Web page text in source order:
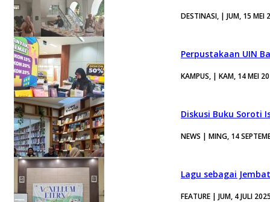
DESTINASI, | JUM, 15 MEI
Perpustakaan UIN
KAMPUS, | KAM, 14 MEI
Diskusi Buku Soroti
NEWS | MING, 14
Lagu sebagai
FEATURE | JUM, 4 JULI